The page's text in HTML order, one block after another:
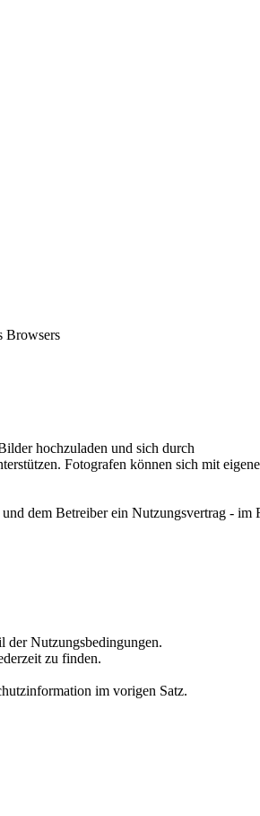
Browsers
hochzuladen und sich durch
Fotografen können sich mit
dem Betreiber ein Nutzungsvertrag - im
der Nutzungsbedingungen.
zu finden.
im vorigen Satz.